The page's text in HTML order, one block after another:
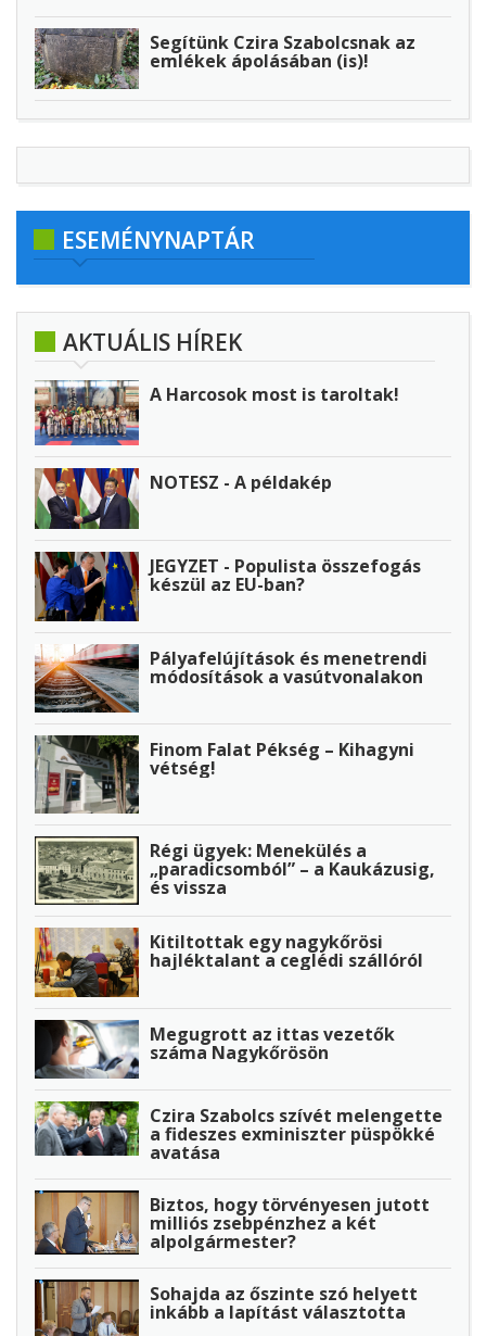
Segítünk Czira Szabolcsnak az
emlékek ápolásában (is)!
ESEMÉNYNAPTÁR
AKTUÁLIS HÍREK
A Harcosok most is taroltak!
NOTESZ - A példakép
JEGYZET - Populista összefogás
készül az EU-ban?
Pályafelújítások és menetrendi
módosítások a vasútvonalakon
Finom Falat Pékség – Kihagyni
vétség!
Régi ügyek: Menekülés a
„paradicsomból” – a Kaukázusig,
és vissza
Kitiltottak egy nagykőrösi
hajléktalant a ceglédi szállóról
Megugrott az ittas vezetők
száma Nagykőrösön
Czira Szabolcs szívét melengette
a fideszes exminiszter püspökké
avatása
Biztos, hogy törvényesen jutott
milliós zsebpénzhez a két
alpolgármester?
Sohajda az őszinte szó helyett
inkább a lapítást választotta